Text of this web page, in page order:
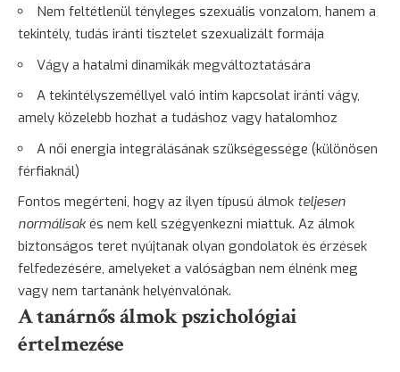
Nem feltétlenül tényleges szexuális vonzalom, hanem a
tekintély, tudás iránti tisztelet szexualizált formája
Vágy a hatalmi dinamikák megváltoztatására
A tekintélyszeméllyel való intim kapcsolat iránti vágy,
amely közelebb hozhat a tudáshoz vagy hatalomhoz
A női energia integrálásának szükségessége (különösen
férfiaknál)
Fontos megérteni, hogy az ilyen típusú álmok teljesen
normálisak és nem kell szégyenkezni miattuk. Az álmok
biztonságos teret nyújtanak olyan gondolatok és érzések
felfedezésére, amelyeket a valóságban nem élnénk meg
vagy nem tartanánk helyénvalónak.
A tanárnős álmok pszichológiai
értelmezése